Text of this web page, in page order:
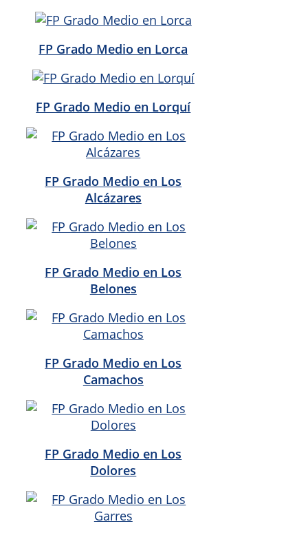
FP Grado Medio en Lorca
FP Grado Medio en Lorquí
FP Grado Medio en Los
Alcázares
FP Grado Medio en Los
Belones
FP Grado Medio en Los
Camachos
FP Grado Medio en Los
Dolores